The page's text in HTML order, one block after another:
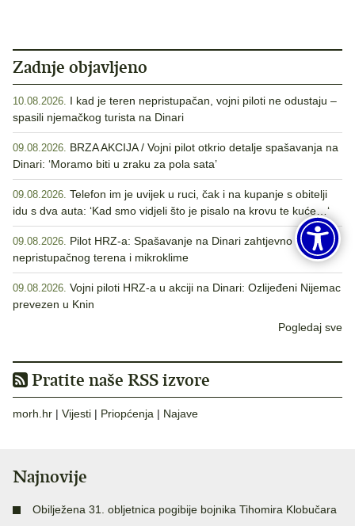
Zadnje objavljeno
10.08.2026. I kad je teren nepristupačan, vojni piloti ne odustaju –
spasili njemačkog turista na Dinari
09.08.2026. BRZA AKCIJA / Vojni pilot otkrio detalje spašavanja na
Dinari: ‘Moramo biti u zraku za pola sata’
09.08.2026. Telefon im je uvijek u ruci, čak i na kupanje s obitelji
idu s dva auta: ‘Kad smo vidjeli što je pisalo na krovu te kuće…‘
09.08.2026. Pilot HRZ-a: Spašavanje na Dinari zahtjevno zbog
nepristupačnog terena i mikroklime
09.08.2026. Vojni piloti HRZ-a u akciji na Dinari: Ozlijeđeni Nijemac
prevezen u Knin
Pogledaj sve
Pratite naše RSS izvore
morh.hr | Vijesti | Priopćenja | Najave
Najnovije
Obilježena 31. obljetnica pogibije bojnika Tihomira Klobučara